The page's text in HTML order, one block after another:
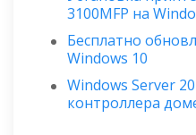
3100MFP на
Бесплатно
Windows 10
Windows Server
контроллера